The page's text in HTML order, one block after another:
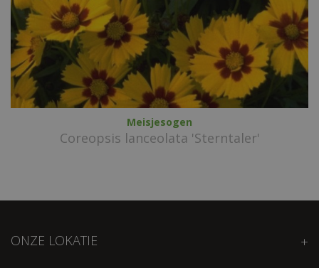
Meisjesogen
Coreopsis lanceolata 'Sterntaler'
ONZE LOKATIE